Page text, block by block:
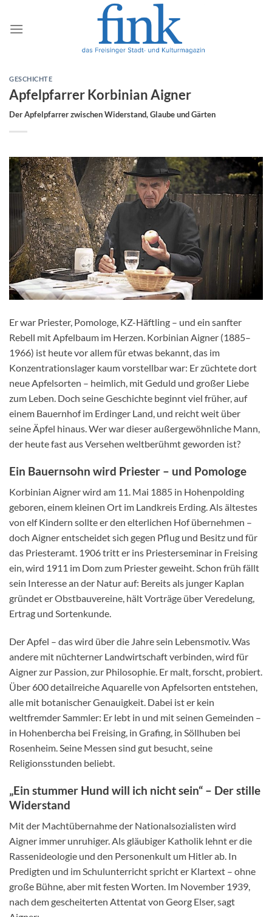
Inhalt
springen
GESCHICHTE
Apfelpfarrer Korbinian Aigner
Der Apfelpfarrer zwischen Widerstand, Glaube und Gärten
Er war Priester, Pomologe, KZ-Häftling – und ein sanfter
Rebell mit Apfelbaum im Herzen. Korbinian Aigner (1885–
1966) ist heute vor allem für etwas bekannt, das im
Konzentrationslager kaum vorstellbar war: Er züchtete dort
neue Apfelsorten – heimlich, mit Geduld und großer Liebe
zum Leben. Doch seine Geschichte beginnt viel früher, auf
einem Bauernhof im Erdinger Land, und reicht weit über
seine Äpfel hinaus. Wer war dieser außergewöhnliche Mann,
der heute fast aus Versehen weltberühmt geworden ist?
Ein Bauernsohn wird Priester – und Pomologe
Korbinian Aigner wird am 11. Mai 1885 in Hohenpolding
geboren, einem kleinen Ort im Landkreis Erding. Als ältestes
von elf Kindern sollte er den elterlichen Hof übernehmen –
doch Aigner entscheidet sich gegen Pflug und Besitz und für
das Priesteramt. 1906 tritt er ins Priesterseminar in Freising
ein, wird 1911 im Dom zum Priester geweiht. Schon früh fällt
sein Interesse an der Natur auf: Bereits als junger Kaplan
gründet er Obstbauvereine, hält Vorträge über Veredelung,
Ertrag und Sortenkunde.
Der Apfel – das wird über die Jahre sein Lebensmotiv. Was
andere mit nüchterner Landwirtschaft verbinden, wird für
Aigner zur Passion, zur Philosophie. Er malt, forscht, probiert.
Über 600 detailreiche Aquarelle von Apfelsorten entstehen,
alle mit botanischer Genauigkeit. Dabei ist er kein
weltfremder Sammler: Er lebt in und mit seinen Gemeinden –
in Hohenbercha bei Freising, in Grafing, in Söllhuben bei
Rosenheim. Seine Messen sind gut besucht, seine
Religionsstunden beliebt.
„Ein stummer Hund will ich nicht sein“ – Der stille
Widerstand
Mit der Machtübernahme der Nationalsozialisten wird
Aigner immer unruhiger. Als gläubiger Katholik lehnt er die
Rassenideologie und den Personenkult um Hitler ab. In
Predigten und im Schulunterricht spricht er Klartext – ohne
große Bühne, aber mit festen Worten. Im November 1939,
nach dem gescheiterten Attentat von Georg Elser, sagt